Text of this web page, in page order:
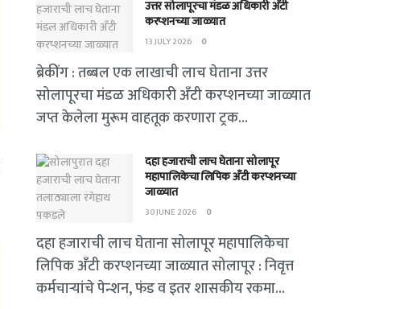
उत्तर सोलापूरचा मंडळ अधिकारी अँटी
करप्शनच्या जाळ्यात
13 JULY 2026 0
ब्रेकींग : तब्बल एक लाखाची लाच घेताना उत्तर
सोलापूरचा मंडळ अधिकारी अँटी करप्शनच्या जाळ्यात
जप्त केलेला मुरूम वाहतूक करणारा ट्रक...
दहा हजाराची लाच घेताना सोलापूर
महापालिकेचा लिपिक अँटी करप्शनच्या
जाळ्यात
30 JUNE 2026 0
दहा हजाराची लाच घेताना सोलापूर महापालिकेचा
लिपिक अँटी करप्शनच्या जाळ्यात सोलापूर : निवृत्त
कर्मचाऱ्यांचे पेन्शन, फंड व इतर शासकीय रकमा...